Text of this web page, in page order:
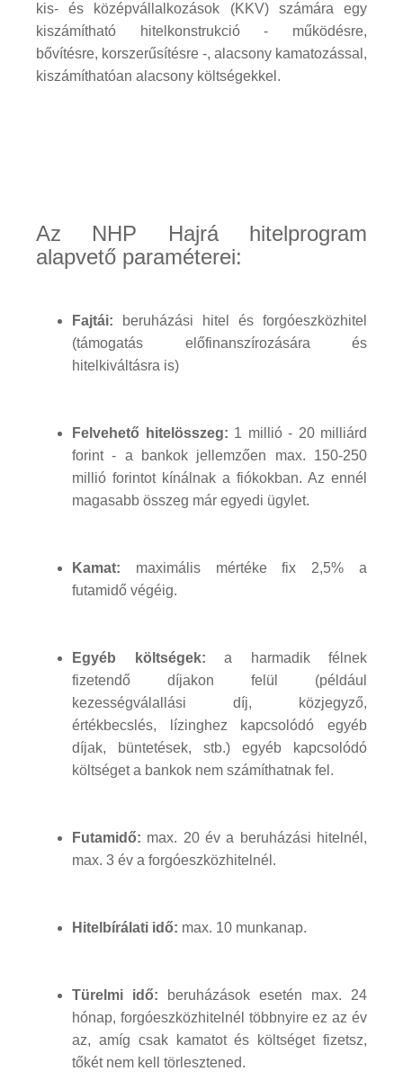
kis- és középvállalkozások (KKV) számára egy
kiszámítható hitelkonstrukció - működésre,
bővítésre, korszerűsítésre -, alacsony kamatozással,
kiszámíthatóan alacsony költségekkel.
Az NHP Hajrá hitelprogram
alapvető paraméterei:
Fajtái: beruházási hitel és forgóeszközhitel
(támogatás előfinanszírozására és
hitelkiváltásra is)
Felvehető hitelösszeg: 1 millió - 20 milliárd
forint - a bankok jellemzően max. 150-250
millió forintot kínálnak a fiókokban. Az ennél
magasabb összeg már egyedi ügylet.
Kamat: maximális mértéke fix 2,5% a
futamidő végéig.
Egyéb költségek: a harmadik félnek
fizetendő díjakon felül (például
kezességválallási díj, közjegyző,
értékbecslés, lízinghez kapcsolódó egyéb
díjak, büntetések, stb.) egyéb kapcsolódó
költséget a bankok nem számíthatnak fel.
Futamidő: max. 20 év a beruházási hitelnél,
max. 3 év a forgóeszközhitelnél.
Hitelbírálati idő: max. 10 munkanap.
Türelmi idő: beruházások esetén max. 24
hónap, forgóeszközhitelnél többnyire ez az év
az, amíg csak kamatot és költséget fizetsz,
tőkét nem kell törlesztened.